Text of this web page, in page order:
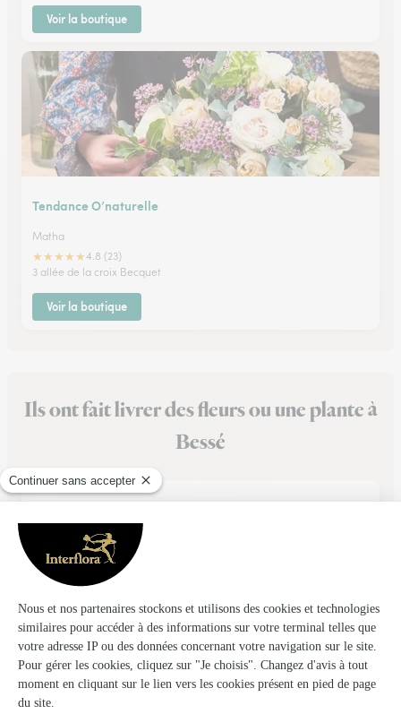
Voir la boutique
Tendance O’naturelle
Matha
★★★★★4.8 (23)
3 allée de la croix Becquet
Voir la boutique
Ils ont fait livrer des fleurs ou une plante à
Bessé
Merci au fleuriste pour cette belle composition
La composition était à quelques détails près la même que
proposé sur le site interflora. Les fleurs étaient belles et
10/04/2026
★ ★ ★ ★ ★